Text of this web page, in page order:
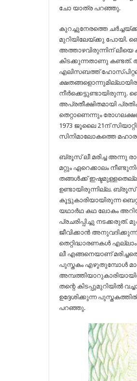
ചോ യാത്ര പറഞ്ഞു.
കുറച്ചുനേരത്തെ
മുറിയിലേയ്ക്കു പോയി.
അത്താഴവിരുന്നിന്‌ ലീയെ
കിടക്കുന്നതാണു കണ്ടത്.
എലിസബത്ത്
നീർക്കെട്ടുണ്ടായിരുന്നു.
അപ്രതീക്ഷിതമായി
തെറ്റാണെന്നും
1973 ജൂലൈ 21ന്‌
സിനിമാലോകത്തെ
ബ്രൂസ് ലീ മരിച്ച അന്നു
മറ്റും ഏറെക്കാലം
തങ്ങൾക്ക്
ഉണ്ടായിരുന്നില്ല.
കൂട്ടുകാരിയായിരുന്ന
യഥാർഥ കഥ ലോകം
പ്രചരിപ്പിച്ചു നടക്കരുത്.
ജീവിക്കാൻ
തെറ്റിദ്ധാരണകൾ
ലീ എങ്ങനെയാണ്
പുസ്തകം എഴുതുമ്പോൾ
തന്റെ കിടപ്പുമുറിയിൽ
ഉദ്ദേശിക്കുന്ന
പറഞ്ഞു.